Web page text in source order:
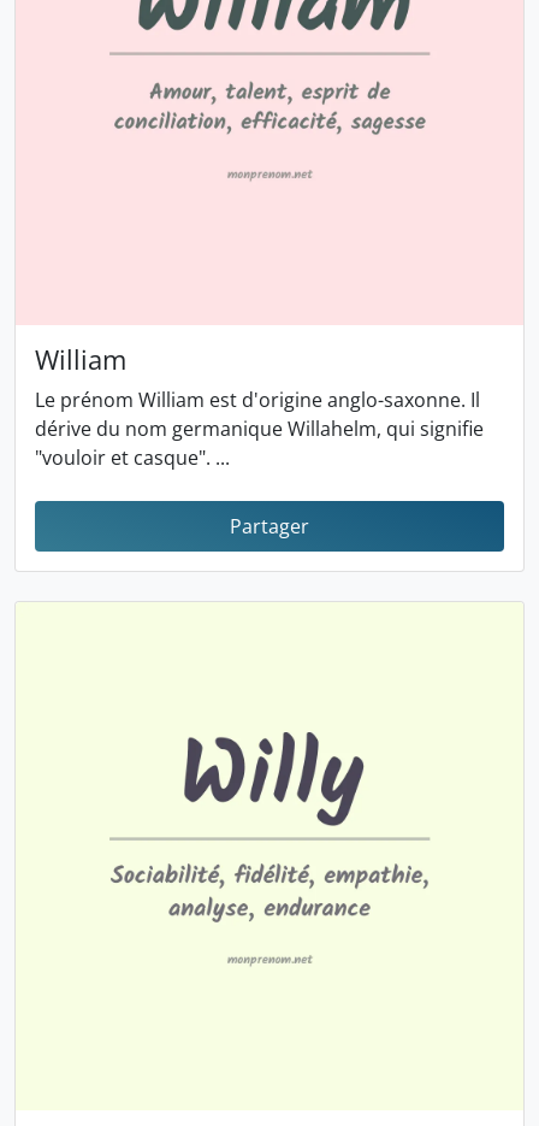
William
Le prénom William est d'origine anglo-saxonne. Il
dérive du nom germanique Willahelm, qui signifie
"vouloir et casque". ...
Partager